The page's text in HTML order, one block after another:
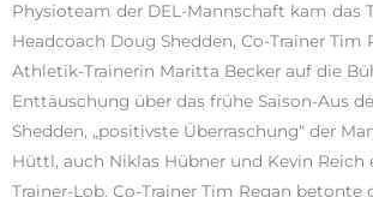
Physioteam der DEL-Mannschaft kam das
Headcoach Doug Shedden, Co-Trainer Tim
Athletik-Trainerin Maritta Becker auf die
Enttäuschung über das frühe Saison-Aus
Shedden, „positivste Überraschung“ der
Hüttl, auch Niklas Hübner und Kevin Reich
Trainer-Lob. Co-Trainer Tim Regan betonte